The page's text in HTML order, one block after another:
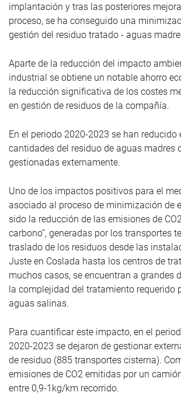
implantación y tras las posteriores
proceso, se ha conseguido una
gestión del residuo tratado - aguas
Aparte de la reducción del impacto
industrial se obtiene un notable ahorro
la reducción significativa de los costes
en gestión de residuos de la compañía.
En el periodo 2020-2023 se han reducido
cantidades del residuo de aguas madres
gestionadas externamente.
Uno de los impactos positivos para el
asociado al proceso de minimización de
sido la reducción de las emisiones de CO2
carbono”, generadas por los transportes
traslado de los residuos desde las
Juste en Coslada hasta los centros de
muchos casos, se encuentran a grandes
la complejidad del tratamiento requerido
aguas salinas.
Para cuantificar este impacto, en el
2020-2023 se dejaron de gestionar
de residuo (885 transportes cisterna).
emisiones de CO2 emitidas por un
entre 0,9-1kg/km recorrido.